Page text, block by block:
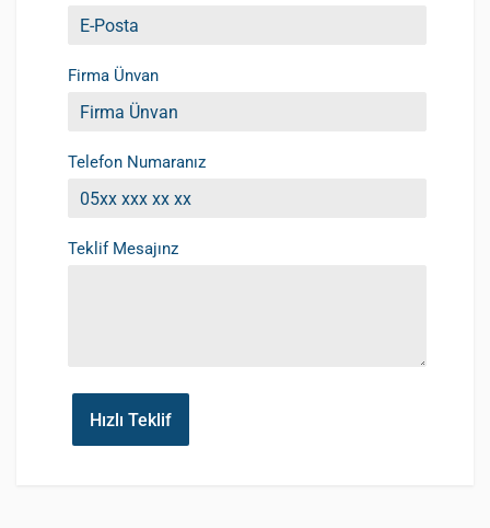
Firma Ünvan
Telefon Numaranız
Teklif Mesajınz
Hızlı Teklif